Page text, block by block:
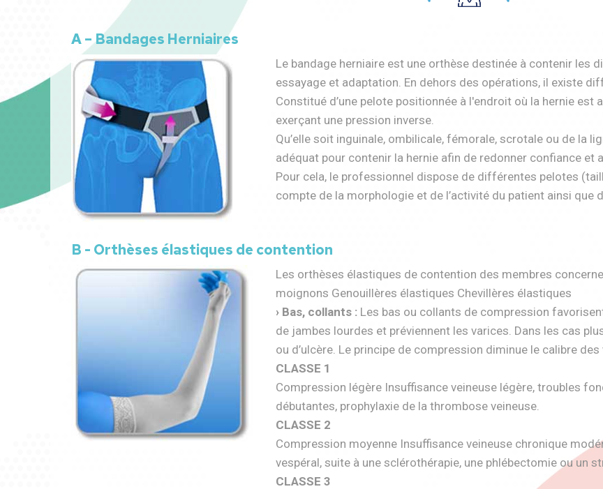
A – Bandages Herniaires
Le bandage herniaire est une orthèse destinée à contenir les
essayage et adaptation. En dehors des opérations, il existe
Constitué d’une pelote positionnée à l'endroit où la hernie est
exerçant une pression inverse.
Qu’elle soit inguinale, ombilicale, fémorale, scrotale ou de la
adéquat pour contenir la hernie afin de redonner confiance et
Pour cela, le professionnel dispose de différentes pelotes
compte de la morphologie et de l’activité du patient ainsi que
B - Orthèses élastiques de contention
Les orthèses élastiques de contention des membres
moignons Genouillères élastiques Chevillères élastiques
› Bas, collants :Les bas ou collants de compression
de jambes lourdes et préviennent les varices. Dans les cas
ou d’ulcère. Le principe de compression diminue le calibre
CLASSE 1
Compression légère Insuffisance veineuse légère, troubles
débutantes, prophylaxie de la thrombose veineuse.
CLASSE 2
Compression moyenne Insuffisance veineuse chronique
vespéral, suite à une sclérothérapie, une phlébectomie ou un
CLASSE 3